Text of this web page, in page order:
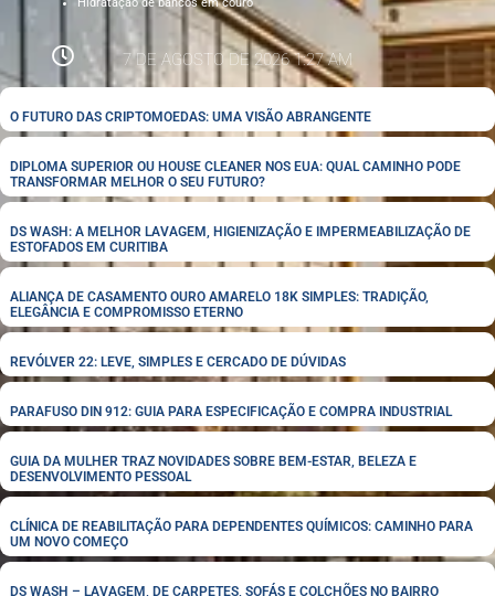
Hidratação de bancos em couro
7 DE AGOSTO DE 2026 1:27 AM
O FUTURO DAS CRIPTOMOEDAS: UMA VISÃO ABRANGENTE
DIPLOMA SUPERIOR OU HOUSE CLEANER NOS EUA: QUAL CAMINHO PODE
TRANSFORMAR MELHOR O SEU FUTURO?
DS WASH: A MELHOR LAVAGEM, HIGIENIZAÇÃO E IMPERMEABILIZAÇÃO DE
ESTOFADOS EM CURITIBA
ALIANÇA DE CASAMENTO OURO AMARELO 18K SIMPLES: TRADIÇÃO,
ELEGÂNCIA E COMPROMISSO ETERNO
REVÓLVER 22: LEVE, SIMPLES E CERCADO DE DÚVIDAS
PARAFUSO DIN 912: GUIA PARA ESPECIFICAÇÃO E COMPRA INDUSTRIAL
GUIA DA MULHER TRAZ NOVIDADES SOBRE BEM-ESTAR, BELEZA E
DESENVOLVIMENTO PESSOAL
CLÍNICA DE REABILITAÇÃO PARA DEPENDENTES QUÍMICOS: CAMINHO PARA
UM NOVO COMEÇO
DS WASH – LAVAGEM, DE CARPETES, SOFÁS E COLCHÕES NO BAIRRO